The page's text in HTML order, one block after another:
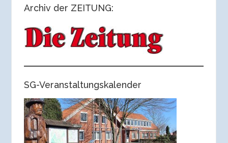
Archiv der ZEITUNG:
SG-Veranstaltungskalender